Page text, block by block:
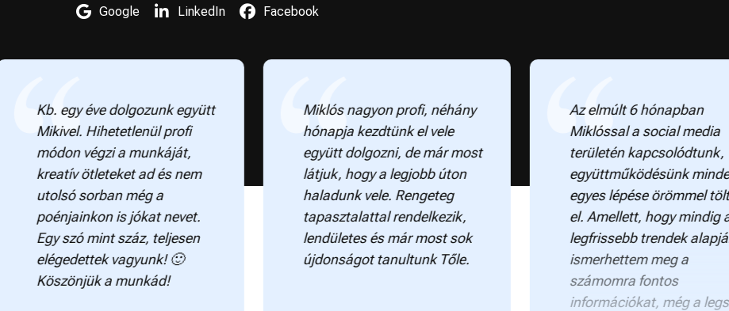
Google
LinkedIn Facebook
Kb. egy éve dolgozunk együtt
Mikivel. Hihetetlenül profi
módon végzi a munkáját,
kreatív ötleteket ad és nem
utolsó sorban még a
poénjainkon is jókat nevet.
Egy szó mint száz, teljesen
elégedettek vagyunk! 🙂
Köszönjük a munkád!
Miklós nagyon profi, néhány
hónapja kezdtünk el vele
együtt dolgozni, de már most
látjuk, hogy a legjobb úton
haladunk vele. Rengeteg
tapasztalattal rendelkezik,
lendületes és már most sok
újdonságot tanultunk Tőle.
Az elmúlt 6 hónapban
Miklóssal a social media
területén kapcsolódtunk,
együttműködésünk minden
egyes lépése örömmel töltött
el. Amellett, hogy mindig a
legfrissebb trendek alapján
ismerhettem meg a
számomra fontos
információkat, még a legsz...